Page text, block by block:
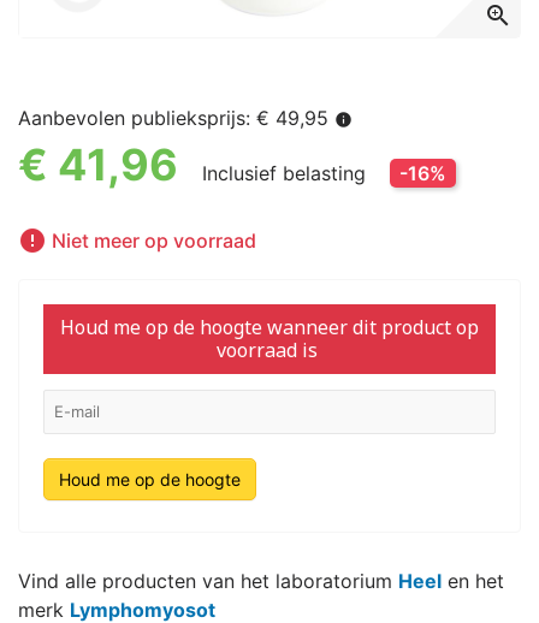
zoom_in
Aanbevolen publieksprijs: € 49,95 info
€ 41,96 Inclusief belasting -16%
 Niet meer op voorraad
Houd me op de hoogte wanneer dit product op
voorraad is
Houd me op de hoogte
Vind alle producten van het laboratorium Heel en het
merk Lymphomyosot